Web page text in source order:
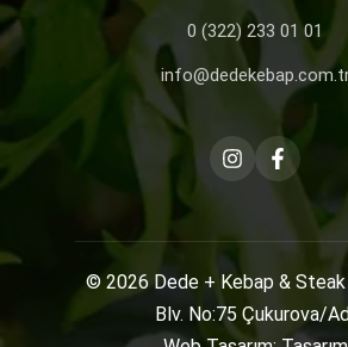
0 (322) 233 01 01
© 2026 Dede + Kebap & Steak
Blv. No:75 Çukurova/